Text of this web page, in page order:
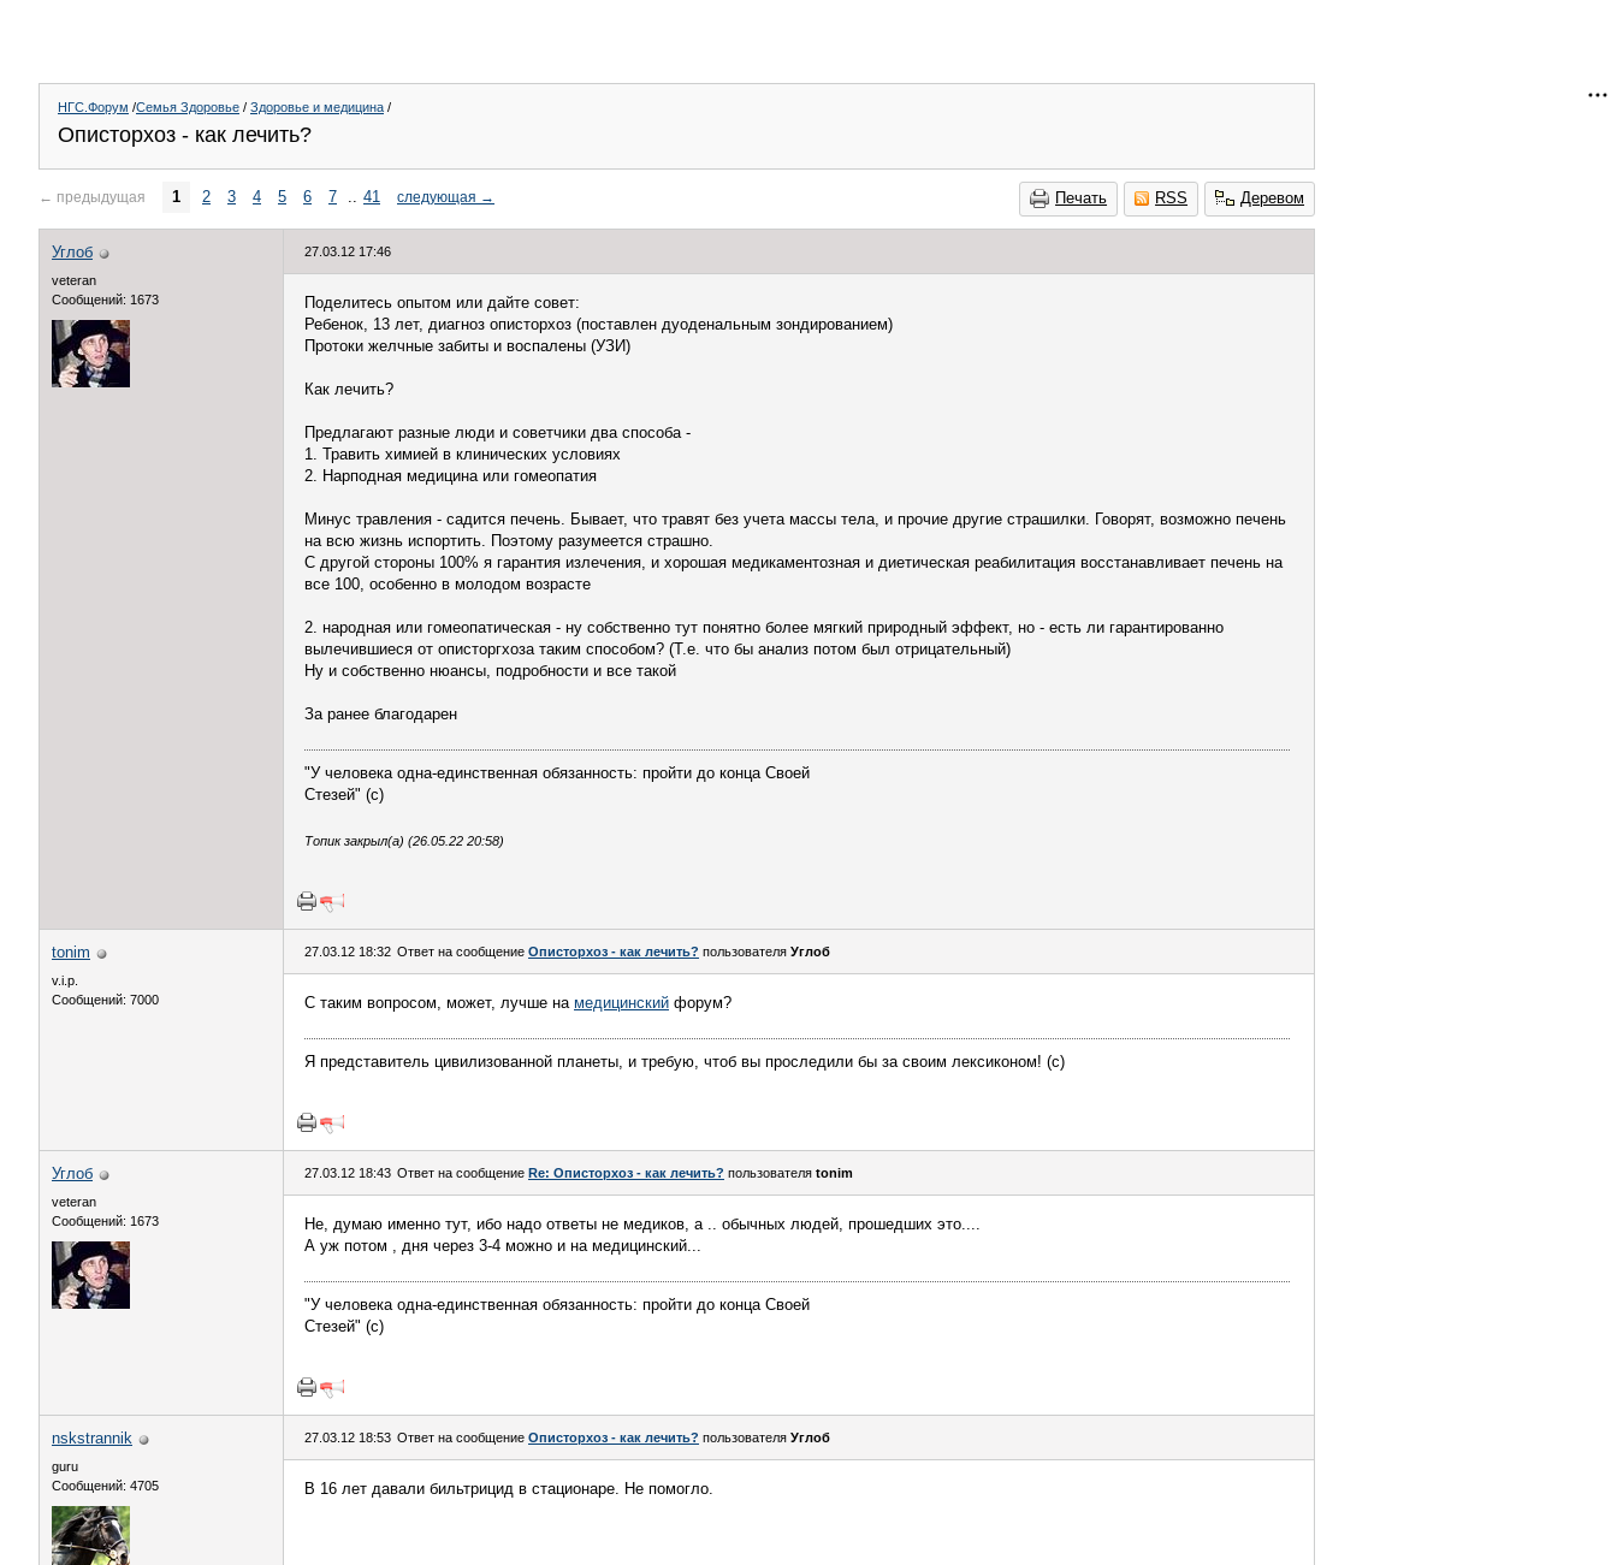
НГС.Форум /Семья Здоровье / Здоровье и медицина /
Описторхоз - как лечить?
Печать RSS Деревом
← предыдущая 1 2 3 4 5 6 7 .. 41 следующая →
Углоб
veteran
Сообщений: 1673
27.03.12 17:46
Поделитесь опытом или дайте совет:
Ребенок, 13 лет, диагноз описторхоз (поставлен дуоденальным зондированием)
Протоки желчные забиты и воспалены (УЗИ)
Как лечить?
Предлагают разные люди и советчики два способа -
1. Травить химией в клинических условиях
2. Нарподная медицина или гомеопатия
Минус травления - садится печень. Бывает, что травят без учета массы тела, и прочие другие страшилки. Говорят, возможно печень
на всю жизнь испортить. Поэтому разумеется страшно.
С другой стороны 100% я гарантия излечения, и хорошая медикаментозная и диетическая реабилитация восстанавливает печень на
все 100, особенно в молодом возрасте
2. народная или гомеопатическая - ну собственно тут понятно более мягкий природный эффект, но - есть ли гарантированно
вылечившиеся от описторгхоза таким способом? (Т.е. что бы анализ потом был отрицательный)
Ну и собственно нюансы, подробности и все такой
За ранее благодарен
"У человека одна-единственная обязанность: пройти до конца Своей
Стезей" (с)
Топик закрыл(а) (26.05.22 20:58)
tonim
v.i.p.
Сообщений: 7000
27.03.12 18:32 Ответ на сообщение Описторхоз - как лечить? пользователя Углоб
С таким вопросом, может, лучше на медицинский форум?
Я представитель цивилизованной планеты, и требую, чтоб вы проследили бы за своим лексиконом! (с)
Углоб
veteran
Сообщений: 1673
27.03.12 18:43 Ответ на сообщение Re: Описторхоз - как лечить? пользователя tonim
Не, думаю именно тут, ибо надо ответы не медиков, а .. обычных людей, прошедших это....
А уж потом , дня через 3-4 можно и на медицинский...
"У человека одна-единственная обязанность: пройти до конца Своей
Стезей" (с)
nskstrannik
guru
Сообщений: 4705
27.03.12 18:53 Ответ на сообщение Описторхоз - как лечить? пользователя Углоб
В 16 лет давали бильтрицид в стационаре. Не помогло.